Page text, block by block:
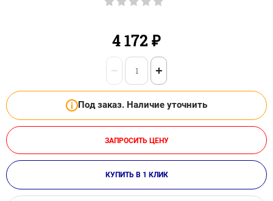
4 172 ₽
− +
Под заказ. Наличие уточнить
ЗАПРОСИТЬ ЦЕНУ
КУПИТЬ В 1 КЛИК